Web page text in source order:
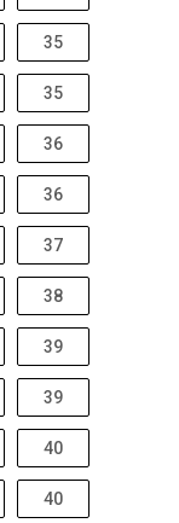
35
35
36
36
37
38
39
39
40
40